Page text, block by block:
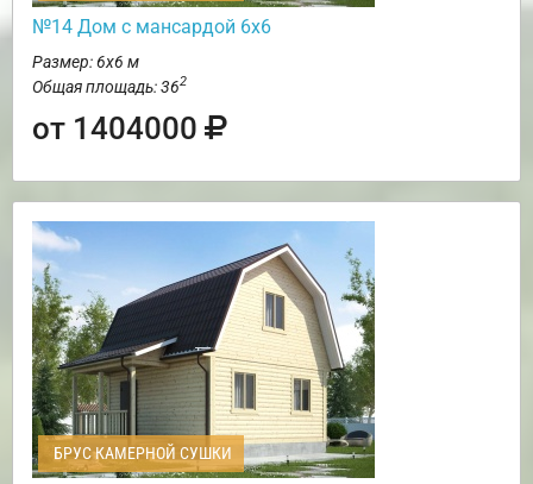
№14 Дом с мансардой 6х6
Размер: 6х6 м
Общая площадь: 362
от 1404000
БРУС КАМЕРНОЙ СУШКИ